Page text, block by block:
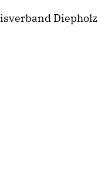
Diepholz